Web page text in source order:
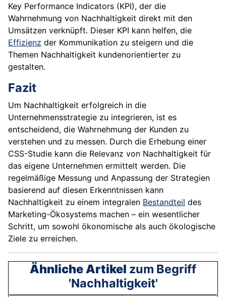
Key Performance Indicators (KPI), der die
Wahrnehmung von Nachhaltigkeit direkt mit den
Umsätzen verknüpft. Dieser KPI kann helfen, die
Effizienz der Kommunikation zu steigern und die
Themen Nachhaltigkeit kundenorientierter zu
gestalten.
Fazit
Um Nachhaltigkeit erfolgreich in die
Unternehmensstrategie zu integrieren, ist es
entscheidend, die Wahrnehmung der Kunden zu
verstehen und zu messen. Durch die Erhebung einer
CSS-Studie kann die Relevanz von Nachhaltigkeit für
das eigene Unternehmen ermittelt werden. Die
regelmäßige Messung und Anpassung der Strategien
basierend auf diesen Erkenntnissen kann
Nachhaltigkeit zu einem integralen Bestandteil des
Marketing-Ökosystems machen – ein wesentlicher
Schritt, um sowohl ökonomische als auch ökologische
Ziele zu erreichen.
Ähnliche Artikel zum Begriff
'Nachhaltigkeit'